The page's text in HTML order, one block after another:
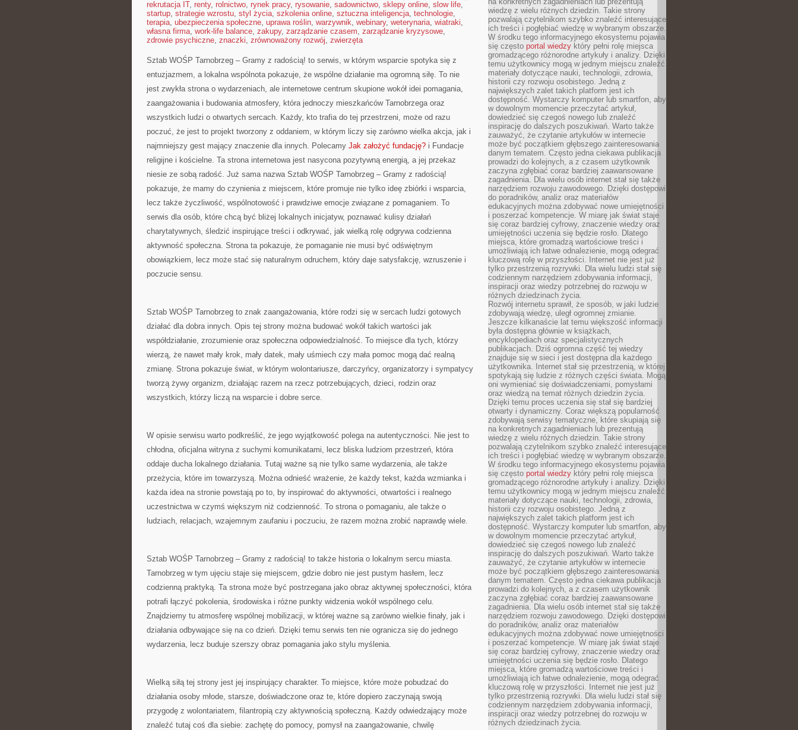
rekrutacja IT, renty, rolnictwo, rynek pracy, rysowanie, sadownictwo, sklepy online, slow life,
startup, strategie wzrostu, styl życia, szkolenia online, sztuczna inteligencja, technologie,
terapia, ubezpieczenia społeczne, uprawa roślin, warzywnik, webinary, weterynaria, wiatraki,
własna firma, work-life balance, zakupy, zarządzanie czasem, zarządzanie kryzysowe,
zdrowie psychiczne, znaczki, zrównoważony rozwój, zwierzęta
Sztab WOŚP Tarnobrzeg – Gramy z radością! to serwis, w którym wsparcie spotyka się z
entuzjazmem, a lokalna wspólnota pokazuje, że wspólne działanie ma ogromną siłę. To nie
jest zwykła strona o wydarzeniach, ale internetowe centrum skupione wokół idei pomagania,
zaangażowania i budowania atmosfery, która jednoczy mieszkańców Tarnobrzega oraz
wszystkich ludzi o otwartych sercach. Każdy, kto trafia do tej przestrzeni, może od razu
poczuć, że jest to projekt tworzony z oddaniem, w którym liczy się zarówno wielka akcja, jak i
najmniejszy gest mający znaczenie dla innych. Polecamy Jak założyć fundację? i Fundacje
religijne i kościelne. Ta strona internetowa jest nasycona pozytywną energią, a jej przekaz
niesie ze sobą radość. Już sama nazwa Sztab WOŚP Tarnobrzeg – Gramy z radością!
pokazuje, że mamy do czynienia z miejscem, które promuje nie tylko ideę zbiórki i wsparcia,
lecz także życzliwość, wspólnotowość i prawdziwe emocje związane z pomaganiem. To
serwis dla osób, które chcą być bliżej lokalnych inicjatyw, poznawać kulisy działań
charytatywnych, śledzić inspirujące treści i odkrywać, jak wielką rolę odgrywa codzienna
aktywność społeczna. Strona ta pokazuje, że pomaganie nie musi być odświętnym
obowiązkiem, lecz może stać się naturalnym odruchem, który daje satysfakcję, wzruszenie i
poczucie sensu.
Sztab WOŚP Tarnobrzeg to znak zaangażowania, które rodzi się w sercach ludzi gotowych
działać dla dobra innych. Opis tej strony można budować wokół takich wartości jak
współdziałanie, zrozumienie oraz społeczna odpowiedzialność. To miejsce dla tych, którzy
wierzą, że nawet mały krok, mały datek, mały uśmiech czy mała pomoc mogą dać realną
zmianę. Strona pokazuje świat, w którym wolontariusze, darczyńcy, organizatorzy i sympatycy
tworzą żywy organizm, działając razem na rzecz potrzebujących, dzieci, rodzin oraz
wszystkich, którzy liczą na wsparcie i dobre serce.
W opisie serwisu warto podkreślić, że jego wyjątkowość polega na autentyczności. Nie jest to
chłodna, oficjalna witryna z suchymi komunikatami, lecz bliska ludziom przestrzeń, która
oddaje ducha lokalnego działania. Tutaj ważne są nie tylko same wydarzenia, ale także
przeżycia, które im towarzyszą. Można odnieść wrażenie, że każdy tekst, każda wzmianka i
każda idea na stronie powstają po to, by inspirować do aktywności, otwartości i realnego
uczestnictwa w czymś większym niż codzienność. To strona o pomaganiu, ale także o
ludziach, relacjach, wzajemnym zaufaniu i poczuciu, że razem można zrobić naprawdę wiele.
Sztab WOŚP Tarnobrzeg – Gramy z radością! to także historia o lokalnym sercu miasta.
Tarnobrzeg w tym ujęciu staje się miejscem, gdzie dobro nie jest pustym hasłem, lecz
codzienną praktyką. Ta strona może być postrzegana jako obraz aktywnej społeczności, która
potrafi łączyć pokolenia, środowiska i różne punkty widzenia wokół wspólnego celu.
Znajdziemy tu atmosferę wspólnej mobilizacji, w której ważne są zarówno wielkie finały, jak i
działania odbywające się na co dzień. Dzięki temu serwis ten nie ogranicza się do jednego
wydarzenia, lecz buduje szerszy obraz pomagania jako stylu myślenia.
Wielką siłą tej strony jest jej inspirujący charakter. To miejsce, które może pobudzać do
działania osoby młode, starsze, doświadczone oraz te, które dopiero zaczynają swoją
przygodę z wolontariatem, filantropią czy aktywnością społeczną. Każdy odwiedzający może
znaleźć tutaj coś dla siebie: zachętę do pomocy, pomysł na zaangażowanie, chwilę
wiedzę z wielu różnych dziedzin. Takie strony
pozwalają czytelnikom szybko znaleźć interesujące
ich treści i pogłębiać wiedzę w wybranym obszarze.
W środku tego informacyjnego ekosystemu pojawia
się często portal wiedzy który pełni rolę miejsca
gromadzącego różnorodne artykuły i analizy. Dzięki
temu użytkownicy mogą w jednym miejscu znaleźć
materiały dotyczące nauki, technologii, zdrowia,
historii czy rozwoju osobistego. Jedną z
największych zalet takich platform jest ich
dostępność. Wystarczy komputer lub smartfon, aby
w dowolnym momencie przeczytać artykuł,
dowiedzieć się czegoś nowego lub znaleźć
inspirację do dalszych poszukiwań. Warto także
zauważyć, że czytanie artykułów w internecie
może być początkiem głębszego zainteresowania
danym tematem. Często jedna ciekawa publikacja
prowadzi do kolejnych, a z czasem użytkownik
zaczyna zgłębiać coraz bardziej zaawansowane
zagadnienia. Dla wielu osób internet stał się także
narzędziem rozwoju zawodowego. Dzięki dostępowi
do poradników, analiz oraz materiałów
edukacyjnych można zdobywać nowe umiejętności
i poszerzać kompetencje. W miarę jak świat staje
się coraz bardziej cyfrowy, znaczenie wiedzy oraz
umiejętności uczenia się będzie rosło. Dlatego
miejsca, które gromadzą wartościowe treści i
umożliwiają ich łatwe odnalezienie, mogą odegrać
kluczową rolę w przyszłości. Internet nie jest już
tylko przestrzenią rozrywki. Dla wielu ludzi stał się
codziennym narzędziem zdobywania informacji,
inspiracji oraz wiedzy potrzebnej do rozwoju w
różnych dziedzinach życia.
Rozwój internetu sprawił, że sposób, w jaki ludzie
zdobywają wiedzę, uległ ogromnej zmianie.
Jeszcze kilkanaście lat temu większość informacji
była dostępna głównie w książkach,
encyklopediach oraz specjalistycznych
publikacjach. Dziś ogromna część tej wiedzy
znajduje się w sieci i jest dostępna dla każdego
użytkownika. Internet stał się przestrzenią, w której
spotykają się ludzie z różnych części świata. Mogą
oni wymieniać się doświadczeniami, pomysłami
oraz wiedzą na temat różnych dziedzin życia.
Dzięki temu proces uczenia się stał się bardziej
otwarty i dynamiczny. Coraz większą popularność
zdobywają serwisy tematyczne, które skupiają się
na konkretnych zagadnieniach lub prezentują
wiedzę z wielu różnych dziedzin. Takie strony
pozwalają czytelnikom szybko znaleźć interesujące
ich treści i pogłębiać wiedzę w wybranym obszarze.
W środku tego informacyjnego ekosystemu pojawia
się często portal wiedzy który pełni rolę miejsca
gromadzącego różnorodne artykuły i analizy. Dzięki
temu użytkownicy mogą w jednym miejscu znaleźć
materiały dotyczące nauki, technologii, zdrowia,
historii czy rozwoju osobistego. Jedną z
największych zalet takich platform jest ich
dostępność. Wystarczy komputer lub smartfon, aby
w dowolnym momencie przeczytać artykuł,
dowiedzieć się czegoś nowego lub znaleźć
inspirację do dalszych poszukiwań. Warto także
zauważyć, że czytanie artykułów w internecie
może być początkiem głębszego zainteresowania
danym tematem. Często jedna ciekawa publikacja
prowadzi do kolejnych, a z czasem użytkownik
zaczyna zgłębiać coraz bardziej zaawansowane
zagadnienia. Dla wielu osób internet stał się także
narzędziem rozwoju zawodowego. Dzięki dostępowi
do poradników, analiz oraz materiałów
edukacyjnych można zdobywać nowe umiejętności
i poszerzać kompetencje. W miarę jak świat staje
się coraz bardziej cyfrowy, znaczenie wiedzy oraz
umiejętności uczenia się będzie rosło. Dlatego
miejsca, które gromadzą wartościowe treści i
umożliwiają ich łatwe odnalezienie, mogą odegrać
kluczową rolę w przyszłości. Internet nie jest już
tylko przestrzenią rozrywki. Dla wielu ludzi stał się
codziennym narzędziem zdobywania informacji,
inspiracji oraz wiedzy potrzebnej do rozwoju w
różnych dziedzinach życia.